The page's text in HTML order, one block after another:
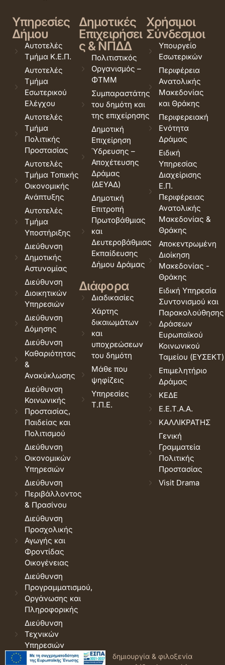
Υπηρεσίες
Δήμου
Αυτοτελές
Τμήμα Κ.Ε.Π.
Αυτοτελές
Τμήμα
Εσωτερικού
Ελέγχου
Αυτοτελές
Τμήμα
Πολιτικής
Προστασίας
Αυτοτελές
Τμήμα Τοπικής
Οικονομικής
Ανάπτυξης
Αυτοτελές
Τμήμα
Υποστήριξης
Διεύθυνση
Δημοτικής
Αστυνομίας
Διεύθυνση
Διοικητικών
Υπηρεσιών
Διεύθυνση
Δόμησης
Διεύθυνση
Καθαριότητας
&
Ανακύκλωσης
Διεύθυνση
Κοινωνικής
Προστασίας,
Παιδείας και
Πολιτισμού
Διεύθυνση
Οικονομικών
Υπηρεσιών
Διεύθυνση
Περιβάλλοντος
& Πρασίνου
Διεύθυνση
Προσχολικής
Αγωγής και
Φροντίδας
Οικογένειας
Διεύθυνση
Προγραμματισμού,
Οργάνωσης και
Πληροφορικής
Διεύθυνση
Τεχνικών
Υπηρεσιών
Δημοτικές
Επιχειρήσει
ς & ΝΠΔΔ
Πολιτιστικός
Οργανισμός –
ΦΤΜΜ
Συμπαραστάτης
του δημότη και
της επιχείρησης
Δημοτική
Επιχείρηση
Ύδρευσης –
Αποχέτευσης
Δράμας
(ΔΕΥΑΔ)
Δημοτική
Επιτροπή
Πρωτοβάθμιας
και
Δευτεροβάθμιας
Εκπαίδευσης
Δήμου Δράμας
Διάφορα
Διαδικασίες
Χάρτης
δικαιωμάτων
και
υποχρεώσεων
του δημότη
Μάθε που
ψηφίζεις
Υπηρεσίες
Τ.Π.Ε.
Χρήσιμοι
Σύνδεσμοι
Υπουργείο
Εσωτερικών
Περιφέρεια
Ανατολικής
Μακεδονίας
και Θράκης
Περιφερειακή
Ενότητα
Δράμας
Ειδική
Υπηρεσίας
Διαχείρισης
Ε.Π.
Περιφέρειας
Ανατολικής
Μακεδονίας &
Θράκης
Αποκεντρωμένη
Διοίκηση
Μακεδονίας -
Θράκης
Ειδική Υπηρεσία
Συντονισμού και
Παρακολούθησης
Δράσεων
Ευρωπαϊκού
Κοινωνικού
Ταμείου (ΕΥΣΕΚΤ)
Επιμελητήριο
Δράμας
ΚΕΔΕ
Ε.Ε.Τ.Α.Α.
ΚΑΛΛΙΚΡΑΤΗΣ
Γενική
Γραμματεία
Πολιτικής
Προστασίας
Visit Drama
© 2026 Δήμος Δράμας. Όροι
δημιουργία & φιλοξενία